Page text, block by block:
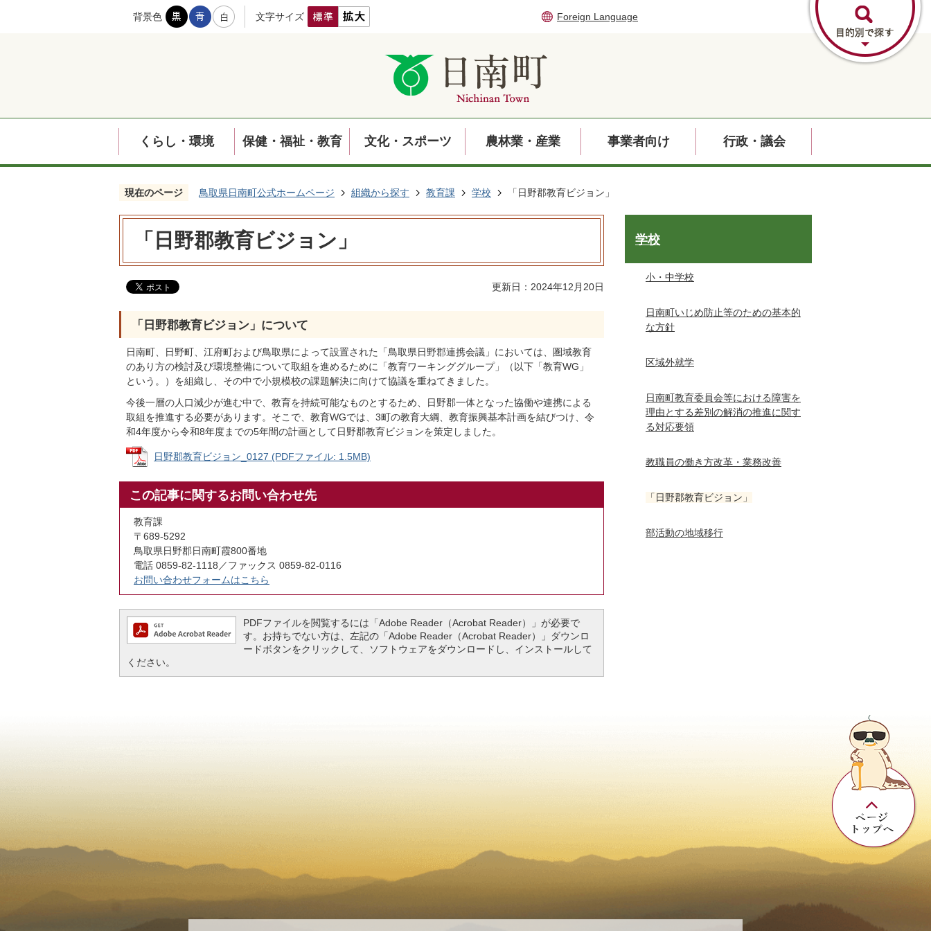
背景色 文字サイズ Foreign Language
くらし・環境 保健・福祉・教育 文化・スポーツ 農林業・産業 事業者向け 行政・議会
現在のページ 鳥取県日南町公式ホームページ 組織から探す 教育課 学校 「日野郡教育ビジョン」
「日野郡教育ビジョン」
更新日：2024年12月20日
「日野郡教育ビジョン」について
日南町、日野町、江府町および鳥取県によって設置された「鳥取県日野郡連携会議」においては、圏域教育
のあり方の検討及び環境整備について取組を進めるために「教育ワーキンググループ」（以下「教育WG」
という。）を組織し、その中で小規模校の課題解決に向けて協議を重ねてきました。
今後一層の人口減少が進む中で、教育を持続可能なものとするため、日野郡一体となった協働や連携による
取組を推進する必要があります。そこで、教育WGでは、3町の教育大綱、教育振興基本計画を結びつけ、令
和4年度から令和8年度までの5年間の計画として日野郡教育ビジョンを策定しました。
日野郡教育ビジョン_0127 (PDFファイル: 1.5MB)
この記事に関するお問い合わせ先
教育課
〒689-5292
鳥取県日野郡日南町霞800番地
電話 0859-82-1118／ファックス 0859-82-0116
お問い合わせフォームはこちら
PDFファイルを閲覧するには「Adobe Reader（Acrobat Reader）」が必要で
す。お持ちでない方は、左記の「Adobe Reader（Acrobat Reader）」ダウンロ
ードボタンをクリックして、ソフトウェアをダウンロードし、インストールして
ください。
学校
小・中学校
日南町いじめ防止等のための基本的
な方針
区域外就学
日南町教育委員会等における障害を
理由とする差別の解消の推進に関す
る対応要領
教職員の働き方改革・業務改善
「日野郡教育ビジョン」
部活動の地域移行